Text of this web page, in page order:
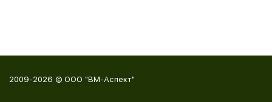
2009-2026 © ООО "ВМ-Аспект"